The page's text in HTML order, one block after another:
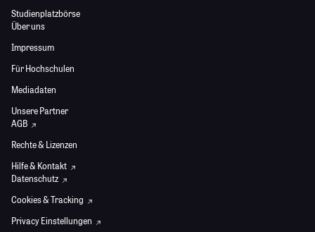
Studienplatzbörse
Über uns
Impressum
Für Hochschulen
Mediadaten
Unsere Partner
AGB
Rechte & Lizenzen
Hilfe & Kontakt
Datenschutz
Cookies & Tracking
Privacy Einstellungen